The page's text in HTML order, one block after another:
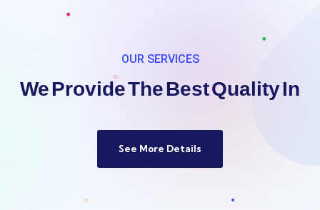
OUR SERVICES
We Provide The Best Quality
See More Details